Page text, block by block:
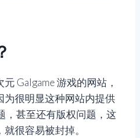
Galgame 游戏的网站，
为很明显这种网站内提供
，甚至还有版权问题，这
很容易被封掉。